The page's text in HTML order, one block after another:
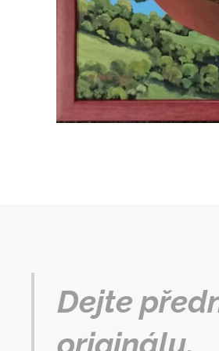
Dejte
originálu.